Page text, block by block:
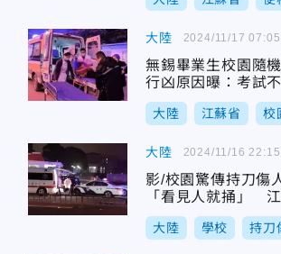
大陸
無錫畢業生校園隨
行凶原因曝：考試
酬不滿
大陸 江蘇省 校
2024/11/17 07:05
大陸
影/校園驚傳持刀傷
「看見人就捅」
灑血跡
大陸 學校 持刀
2024/11/16 22:15